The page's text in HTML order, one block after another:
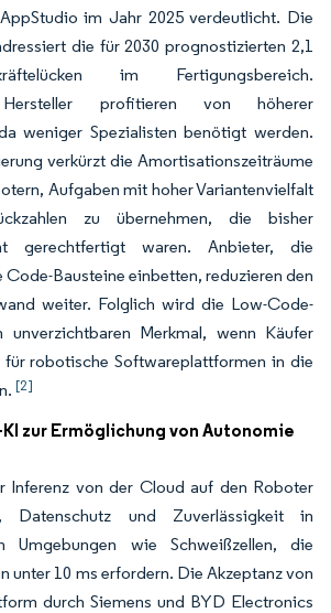
im Jahr 2025 verdeutlicht. Die
die für 2030 prognostizierten 2,1
im Fertigungsbereich.
Hersteller profitieren von höherer
weniger Spezialisten benötigt werden.
verkürzt die Amortisationszeiträume
Aufgaben mit hoher Variantenvielfalt
zu übernehmen, die bisher
gerechtfertigt waren. Anbieter, die
Bausteine einbetten, reduzieren den
weiter. Folglich wird die Low-Code-
unverzichtbaren Merkmal, wenn Käufer
robotische Softwareplattformen in die
[2]
zur Ermöglichung von Autonomie
Inferenz von der Cloud auf den Roboter
Datenschutz und Zuverlässigkeit in
Umgebungen wie Schweißzellen, die
unter 10 ms erfordern. Die Akzeptanz von
durch Siemens und BYD Electronics